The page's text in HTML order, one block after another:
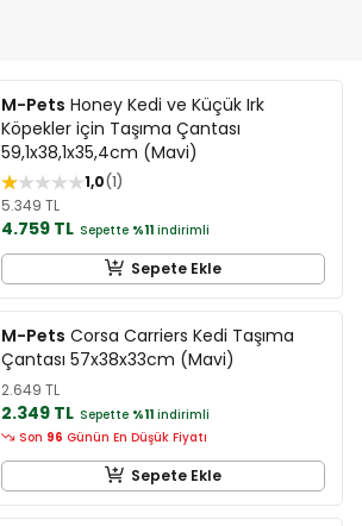
M-Pets Honey Kedi ve Küçük Irk
Köpekler için Taşıma Çantası
59,1x38,1x35,4cm (Mavi)
1,0 1
5.349 TL
4.759 TL Sepette %11 indirimli
Sepete Ekle
M-Pets Corsa Carriers Kedi Taşıma
Çantası 57x38x33cm (Mavi)
2.649 TL
2.349 TL Sepette %11 indirimli
Son 96 Günün En Düşük Fiyatı
Sepete Ekle